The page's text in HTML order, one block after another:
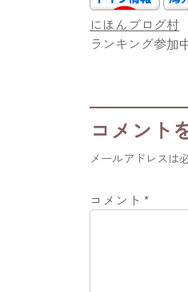
にほんブログ村
ランキング参加
コメント
メールアドレスは
コメント *